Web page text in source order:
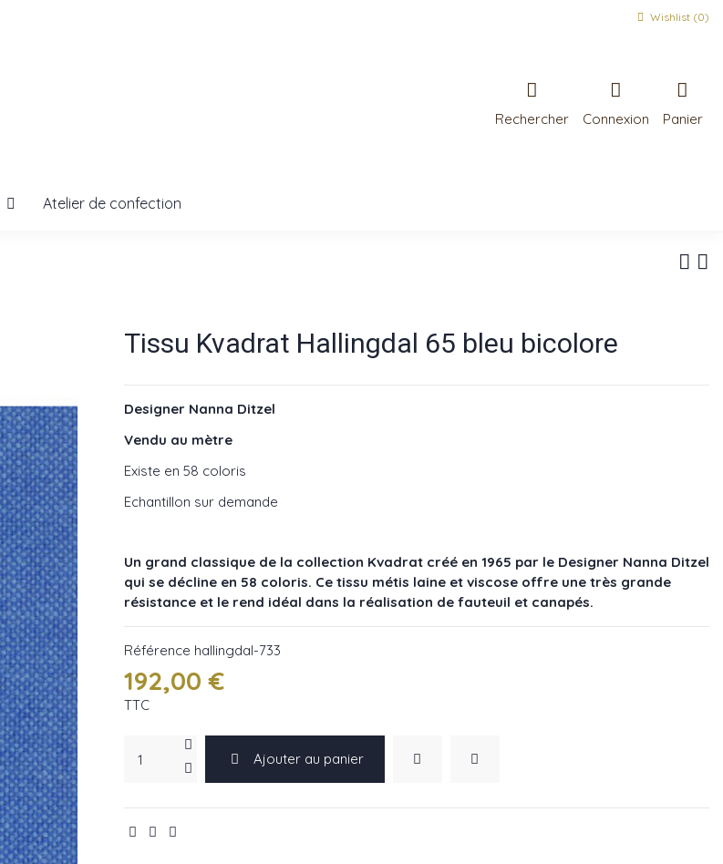
Wishlist (0)
Rechercher Connexion Panier
Atelier de confection
Tissu Kvadrat Hallingdal 65 bleu bicolore
Designer Nanna Ditzel
Vendu au mètre
Existe en 58 coloris
Echantillon sur demande
Un grand classique de la collection Kvadrat créé en 1965 par le Designer Nanna Ditzel
qui se décline en 58 coloris. Ce tissu métis laine et viscose offre une très grande
résistance et le rend idéal dans la réalisation de fauteuil et canapés.
Référence hallingdal-733
192,00 €
TTC
Ajouter au panier